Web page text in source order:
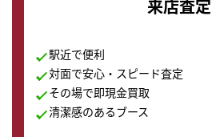
来店査定
駅近で便利
対面で安心・スピード査定
その場で即現金買取
清潔感のあるブース